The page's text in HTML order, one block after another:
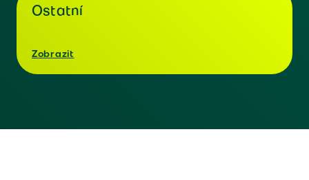
Ostatní
Zobrazit